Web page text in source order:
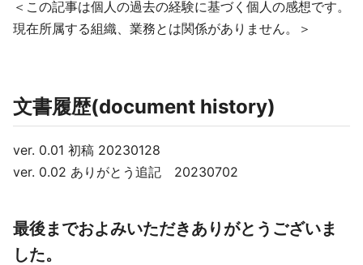
＜この記事は個人の過去の経験に基づく個人の感想です。
現在所属する組織、業務とは関係がありません。＞
文書履歴(document history)
ver. 0.01 初稿 20230128
ver. 0.02 ありがとう追記 20230702
最後までおよみいただきありがとうございま
した。